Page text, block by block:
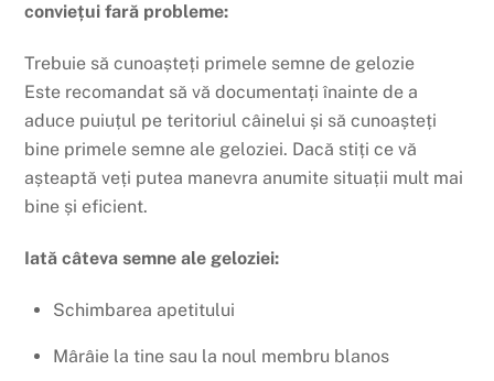
conviețui fară probleme:
Trebuie să cunoașteți primele semne de gelozie
Este recomandat să vă documentați înainte de a
aduce puiuțul pe teritoriul câinelui și să cunoașteți
bine primele semne ale geloziei. Dacă stiți ce vă
așteaptă veți putea manevra anumite situații mult mai
bine și eficient.
Iată câteva semne ale geloziei:
Schimbarea apetitului
Mârâie la tine sau la noul membru blanos